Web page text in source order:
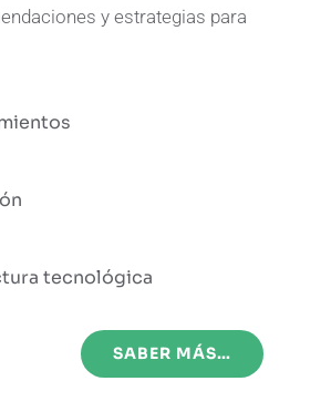
y estrategias para
tecnológica
SABER MÁS…